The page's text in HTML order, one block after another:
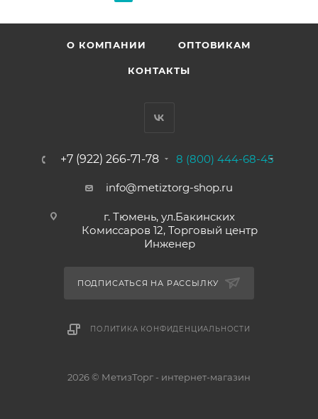
О КОМПАНИИ ОПТОВИКАМ
КОНТАКТЫ
+7 (922) 266-71-78 8 (800) 444-68-45
info@metiztorg-shop.ru
г. Тюмень, ул.Бакинских
Комиссаров 12, Торговый центр
Инженер
ПОДПИСАТЬСЯ НА РАССЫЛКУ
ПОЛИТИКА КОНФИДЕНЦИАЛЬНОСТИ
2026 © МетизТорг - интернет-магазин